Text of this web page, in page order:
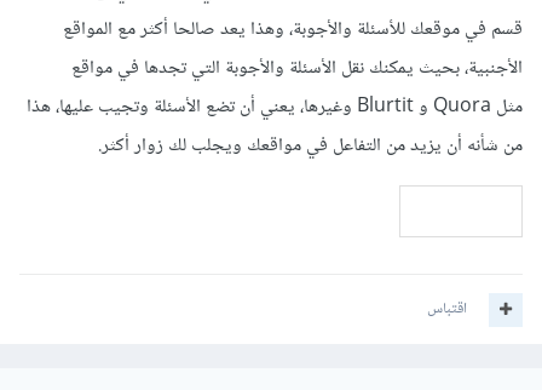
قسم في موقعك للأسئلة والأجوبة، وهذا يعد صالحا أكثر مع المواقع
الأجنبية، بحيث يمكنك نقل الأسئلة والأجوبة التي تجدها في مواقع
مثل Quora
و Blurtit وغيرها، يعني أن تضع الأسئلة وتجيب عليها، هذا
من شأنه أن يزيد من التفاعل في مواقعك ويجلب لك زوار أكثر.
اقتباس